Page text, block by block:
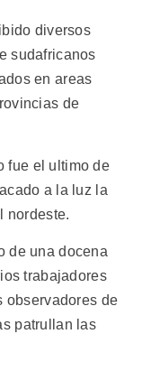
diversos
sudafricanos
en areas
de
fue el ultimo de
a la luz la
nordeste.
de una docena
trabajadores
observadores de
patrullan las